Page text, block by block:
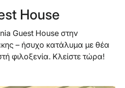
House
Guest House στην
– ήσυχο κατάλυμα με θέα
φιλοξενία. Κλείστε τώρα!